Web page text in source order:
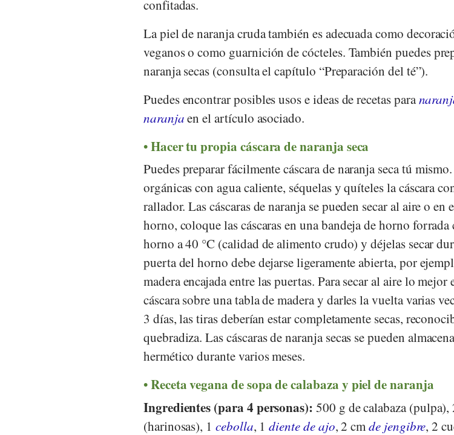
confitadas.
La piel de naranja cruda también es adecuada como
veganos o como guarnición de cócteles. También puedes
naranja secas (consulta el capítulo “Preparación del té”).
Puedes encontrar posibles usos e ideas de recetas para
naranjaen el artículo asociado.
Hacer tu propia cáscara de naranja seca
Puedes preparar fácilmente cáscara de naranja seca tú
orgánicas con agua caliente, séquelas y quíteles la cáscara
rallador. Las cáscaras de naranja se pueden secar al aire o en
horno, coloque las cáscaras en una bandeja de horno
horno a 40 °C (calidad de alimento crudo) y déjelas secar
puerta del horno debe dejarse ligeramente abierta, por
madera encajada entre las puertas. Para secar al aire lo mejor
cáscara sobre una tabla de madera y darles la vuelta varias
3 días, las tiras deberían estar completamente secas,
quebradiza. Las cáscaras de naranja secas se pueden
hermético durante varios meses.
Receta vegana de sopa de calabaza y piel de naranja
Ingredientes (para 4 personas): 500 g de calabaza (pulpa),
(harinosas), 1cebolla, 1diente de ajo, 2 cmde jengibre, 2